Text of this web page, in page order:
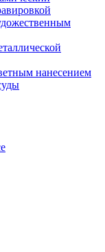
нанесением